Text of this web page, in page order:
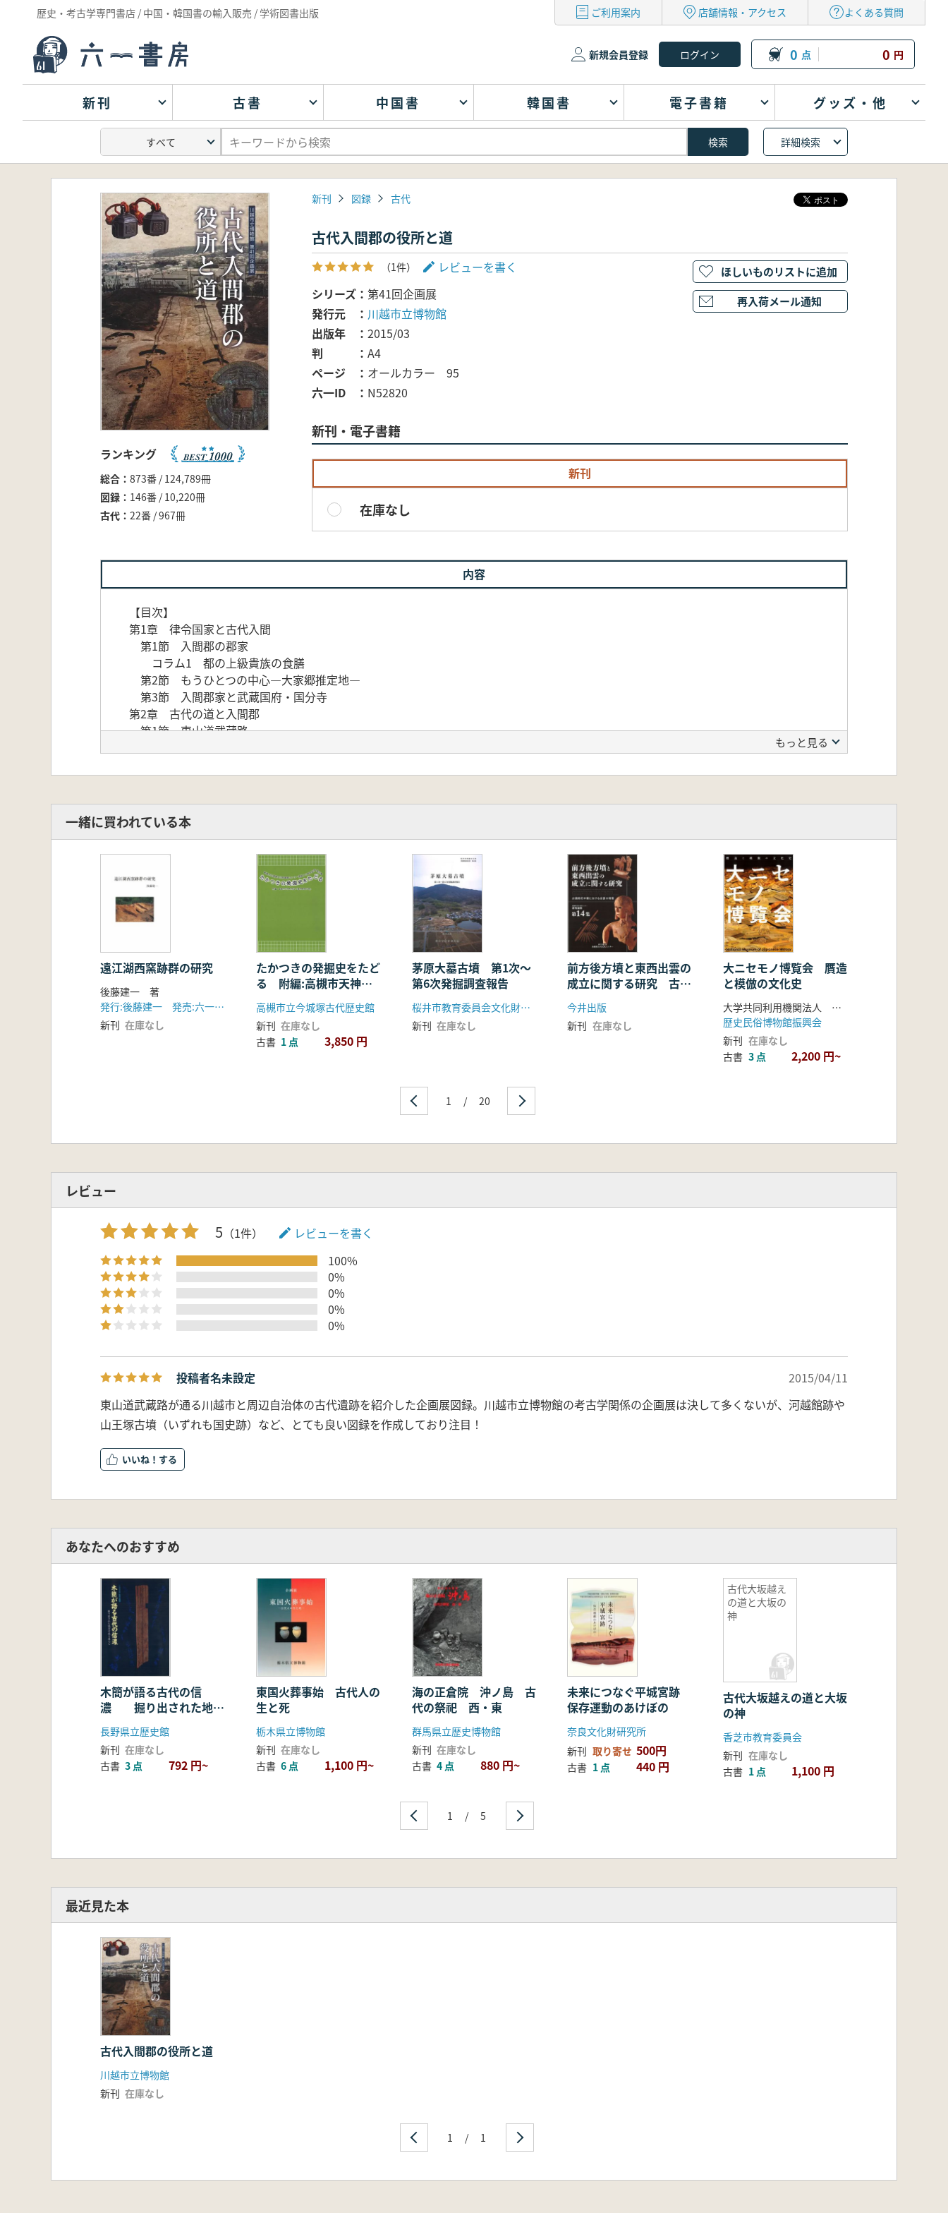
歴史・考古学専門書店 / 中国・韓国書の輸入販売 / 学術図書出版 ご利用案内 店舗情報・アクセス よくある質問
新規会員登録 0 点 0 円
新刊 古書 中国書 韓国書 電子書籍 グッズ・他
詳細検索
ランキング
総合
873番 / 124,789冊
図録
146番 / 10,220冊
古代
22番 / 967冊
新刊 図録 古代
古代入間郡の役所と道
（1件）
レビューを書く
シリーズ
第41回企画展
発行元
川越市立博物館
出版年
2015/03
判
A4
ページ
オールカラー 95
六一ID
N52820
新刊・電子書籍
新刊
在庫なし
ほしいものリストに追加
再入荷メール通知
内容
【目次】
第1章 律令国家と古代入間
第1節 入間郡の郡家
コラム1 都の上級貴族の食膳
第2節 もうひとつの中心―大家郷推定地―
第3節 入間郡家と武蔵国府・国分寺
第2章 古代の道と入間郡
第1節 東山道武蔵路
第3章 古代文字の世界
田中信 「入間郡の古代史を考える」
もっと見る
一緒に買われている本
遠江湖西窯跡群の研究
後藤建一 著
発行:後藤建一 発売:六一書房
新刊 在庫なし
たかつきの発掘史をたど
る 附編:高槻市天神町
所在『昼神車塚古墳』
高槻市立今城塚古代歴史館
新刊 在庫なし
古書 1 点 3,850 円
茅原大墓古墳 第1次〜
第6次発掘調査報告
桜井市教育委員会文化財課(桜井市文化財協会)
新刊 在庫なし
前方後方墳と東西出雲の
成立に関する研究 古墳
時代中期における出雲の
特質
今井出版
新刊 在庫なし
大ニセモノ博覧会 贋造
と模倣の文化史
大学共同利用機関法人 人間文化研究機構 国立歴史民俗博物館 編
歴史民俗博物館振興会
新刊 在庫なし
古書 3 点 2,200 円~
1 / 20
レビュー
5 （1件）
レビューを書く
100%
0%
0%
0%
0%
投稿者名未設定
2015/04/11
東山道武蔵路が通る川越市と周辺自治体の古代遺跡を紹介した企画展図録。川越市立博物館の考古学関係の企画展は決して多くないが、河越館跡や
山王塚古墳（いずれも国史跡）など、とても良い図録を作成しており注目！
いいね！
あなたへのおすすめ
木簡が語る古代の信
濃 掘り出された地方
行政と暮らし
長野県立歴史館
新刊 在庫なし
古書 3 点 792 円~
東国火葬事始 古代人の
生と死
栃木県立博物館
新刊 在庫なし
古書 6 点 1,100 円~
海の正倉院 沖ノ島 古
代の祭祀 西・東
群馬県立歴史博物館
新刊 在庫なし
古書 4 点 880 円~
未来につなぐ平城宮跡
保存運動のあけぼの
奈良文化財研究所
新刊 取り寄せ 500円
古書 1 点 440 円
古代大坂越え
の道と大坂の
神
古代大坂越えの道と大坂
の神
香芝市教育委員会
新刊 在庫なし
古書 1 点 1,100 円
1 / 5
最近見た本
古代入間郡の役所と道
川越市立博物館
新刊 在庫なし
1 / 1